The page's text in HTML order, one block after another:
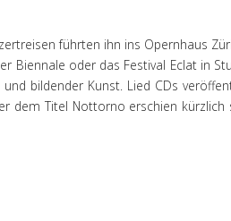
führten ihn ins Opernhaus
Biennale oder das Festival Eclat in
bildender Kunst. Lied CDs
dem Titel Nottorno erschien